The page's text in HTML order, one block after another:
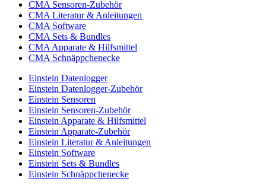
CMA Sensoren-Zubehör
CMA Literatur & Anleitungen
CMA Software
CMA Sets & Bundles
CMA Apparate & Hilfsmittel
CMA Schnäppchenecke
Einstein Datenlogger
Einstein Datenlogger-Zubehör
Einstein Sensoren
Einstein Sensoren-Zubehör
Einstein Apparate & Hilfsmittel
Einstein Apparate-Zubehör
Einstein Literatur & Anleitungen
Einstein Software
Einstein Sets & Bundles
Einstein Schnäppchenecke